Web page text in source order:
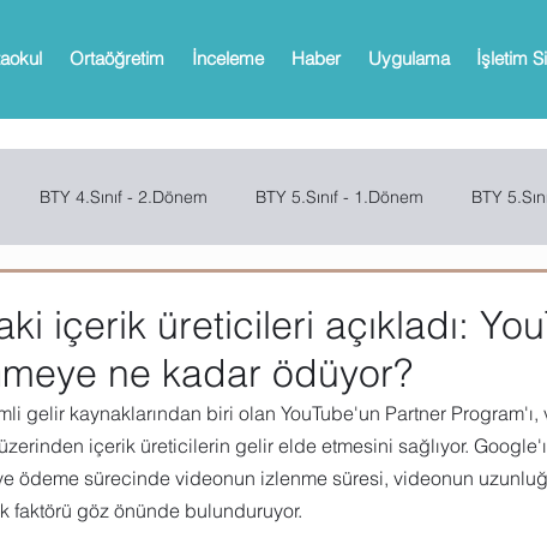
Ortaöğretim İnceleme Haber Uygulama İşletim
BTY 4.Sınıf - 2.Dönem BTY 5.Sınıf - 1.Dönem BTY
Web 2.0 Araçları Office Microsoft Powerpoint
Microsoft OneNote Microsoft Outlook Microsoft
içerik üreticileri açıkladı:
ne kadar ödüyor?
gelir kaynaklarından biri olan YouTube'un Partner
içerik üreticilerin gelir elde etmesini sağlıyor.
ödeme sürecinde videonun izlenme süresi, videonun
faktörü göz önünde bulunduruyor.